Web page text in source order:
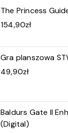
The Princess
154,90zł
Gra planszowa
49,90zł
Baldurs Gate II
(Digital)